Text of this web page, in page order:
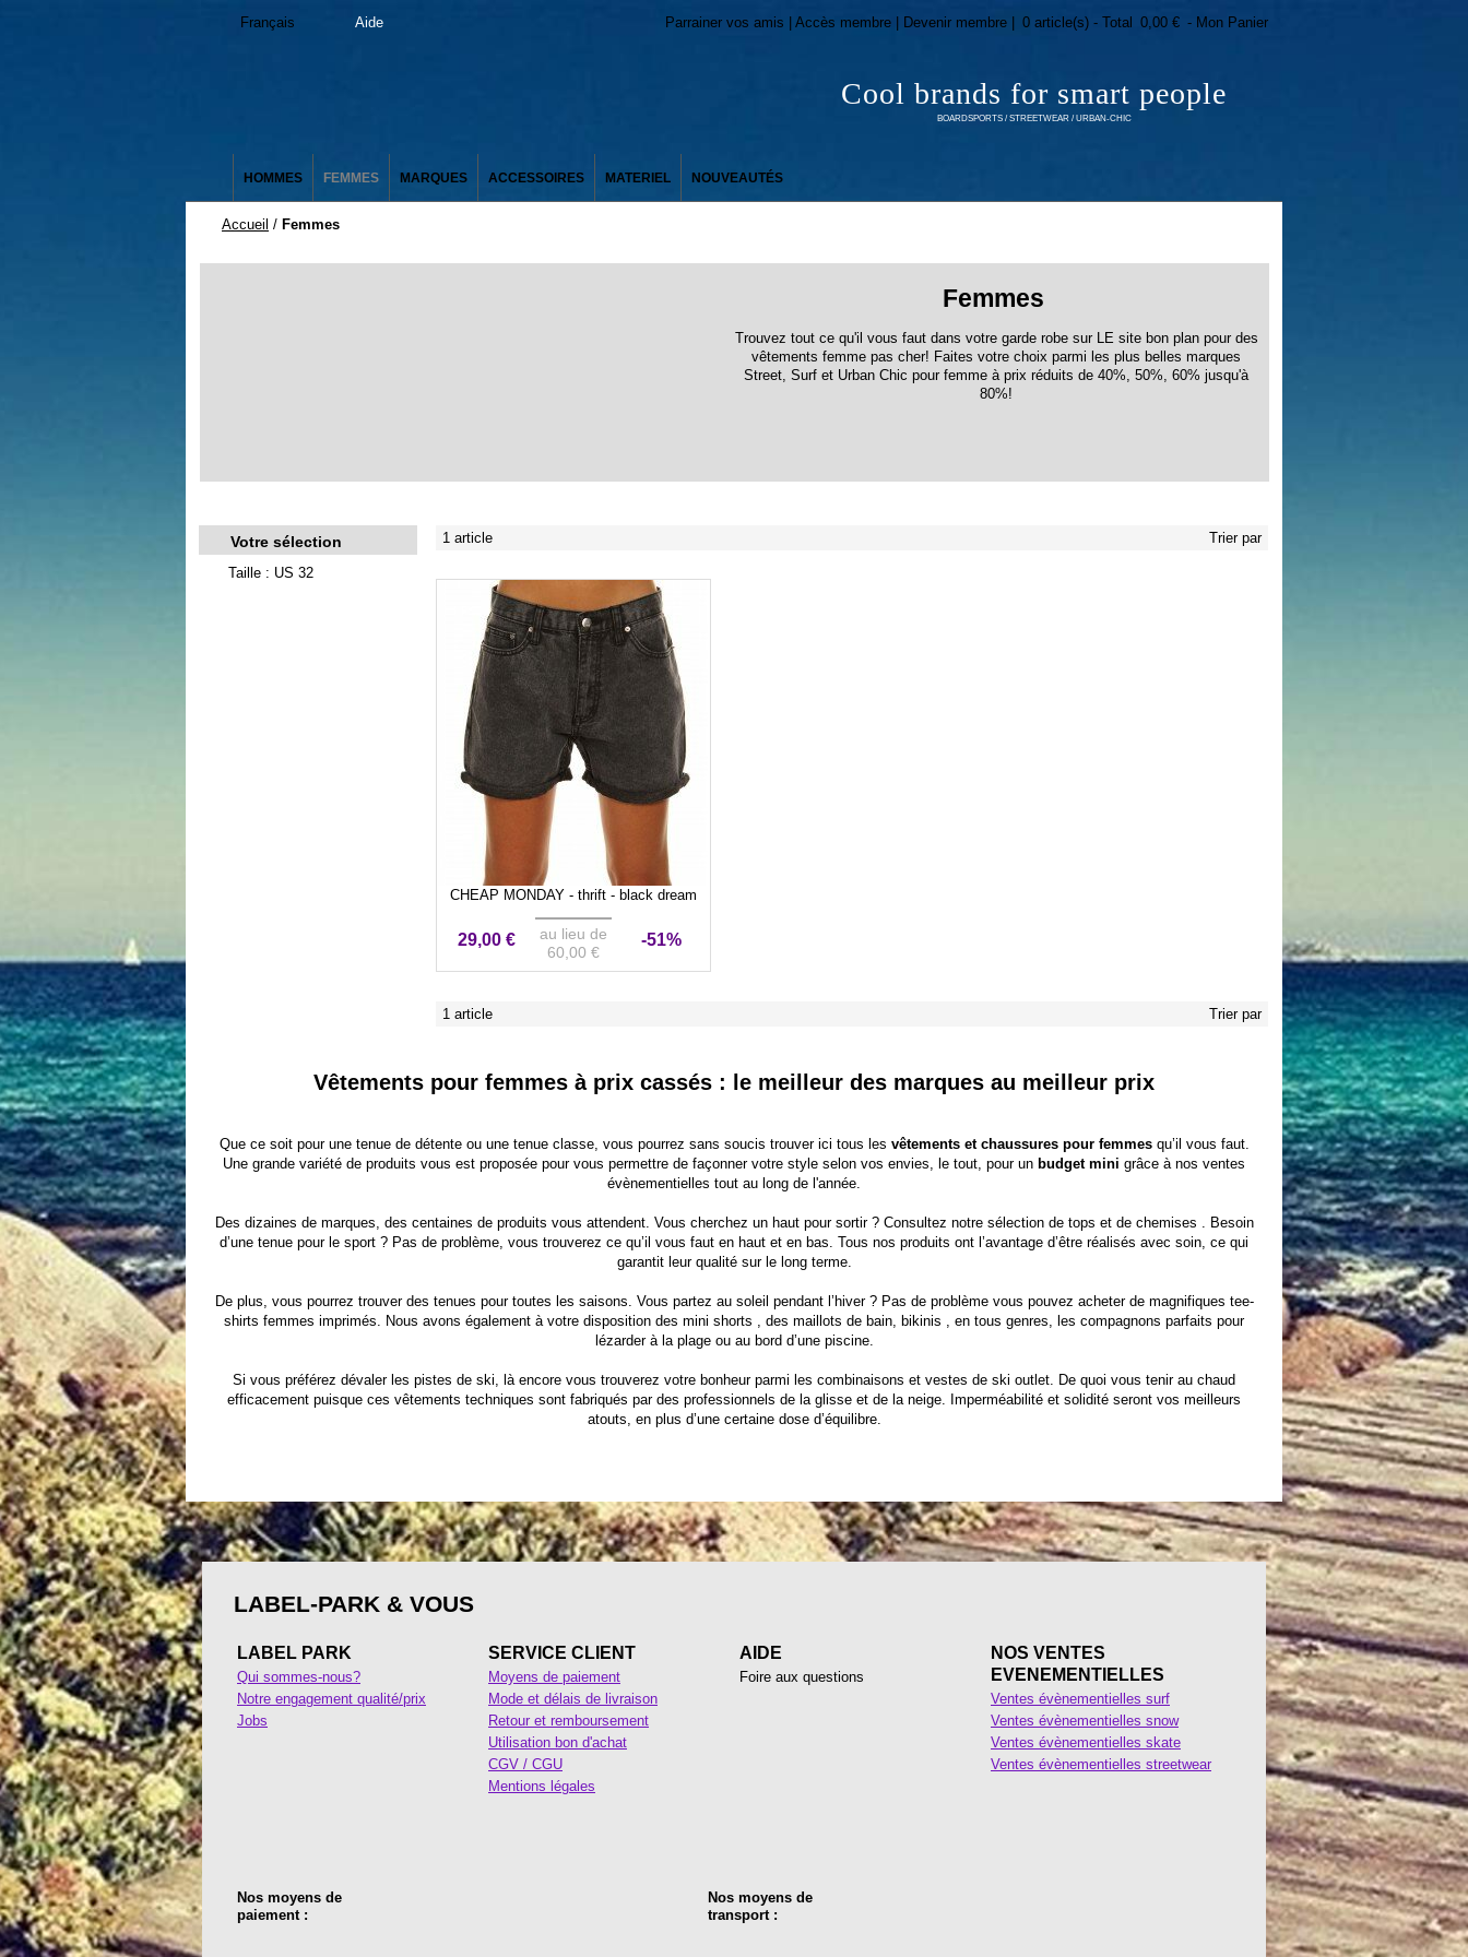
Cool brands for smart people
BOARDSPORTS / STREETWEAR / URBAN-CHIC
Français Aide Parrainer vos amis | Accès membre | Devenir membre | 0 article(s) - Total 0,00 € - Mon Panier
HOMMES FEMMES MARQUES ACCESSOIRES MATERIEL NOUVEAUTÉS
Accueil / Femmes
Femmes
Trouvez tout ce qu'il vous faut dans votre garde robe sur LE site bon plan pour des
vêtements femme pas cher! Faites votre choix parmi les plus belles marques
Street, Surf et Urban Chic pour femme à prix réduits de 40%, 50%, 60% jusqu'à
80%!
Votre sélection
Taille : US 32
1 article Trier par
CHEAP MONDAY - thrift - black dream
29,00 €
au lieu de
60,00 €
-51%
1 article Trier par
Vêtements pour femmes à prix cassés : le meilleur des marques au meilleur prix
Que ce soit pour une tenue de détente ou une tenue classe, vous pourrez sans soucis trouver ici tous les vêtements et chaussures pour femmesqu’il vous faut.
Une grande variété de produits vous est proposée pour vous permettre de façonner votre style selon vos envies, le tout, pour un budget mini grâce à nos ventes
évènementielles tout au long de l'année.
Des dizaines de marques, des centaines de produits vous attendent. Vous cherchez un haut pour sortir ? Consultez notre sélection de tops et de chemises . Besoin
d’une tenue pour le sport ? Pas de problème, vous trouverez ce qu’il vous faut en haut et en bas. Tous nos produits ont l’avantage d’être réalisés avec soin, ce qui
garantit leur qualité sur le long terme.
De plus, vous pourrez trouver des tenues pour toutes les saisons. Vous partez au soleil pendant l’hiver ? Pas de problème vous pouvez acheter de magnifiques tee-
shirts femmes imprimés . Nous avons également à votre disposition des mini shorts , des maillots de bain, bikinis , en tous genres, les compagnons parfaits pour
lézarder à la plage ou au bord d’une piscine.
Si vous préférez dévaler les pistes de ski, là encore vous trouverez votre bonheur parmi les combinaisons et vestes de ski outlet. De quoi vous tenir au chaud
efficacement puisque ces vêtements techniques sont fabriqués par des professionnels de la glisse et de la neige. Imperméabilité et solidité seront vos meilleurs
atouts, en plus d’une certaine dose d’équilibre.
LABEL-PARK & VOUS
LABEL PARK
Qui sommes-nous?
Notre engagement qualité/prix
Jobs
SERVICE CLIENT
Moyens de paiement
Mode et délais de livraison
Retour et remboursement
Utilisation bon d'achat
CGV / CGU
Mentions légales
AIDE
Foire aux questions
NOS VENTES
EVENEMENTIELLES
Ventes évènementielles surf
Ventes évènementielles snow
Ventes évènementielles skate
Ventes évènementielles streetwear
Nos moyens de
paiement :
Nos moyens de
transport :